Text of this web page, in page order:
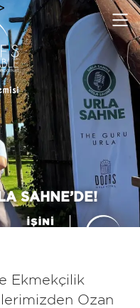
SAHNE’DE!
Ekmekçilik
Ozan